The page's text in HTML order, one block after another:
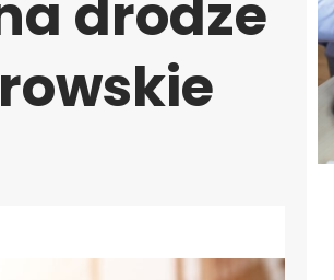
drodze